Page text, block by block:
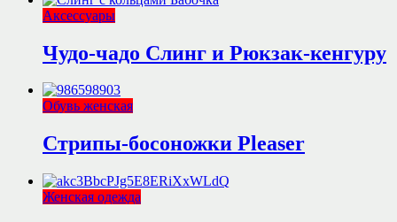
Аксессуары
Чудо-чадо Слинг и Рюкзак-кенгуру
Обувь женская
Стрипы-босоножки Pleaser
Женская одежда